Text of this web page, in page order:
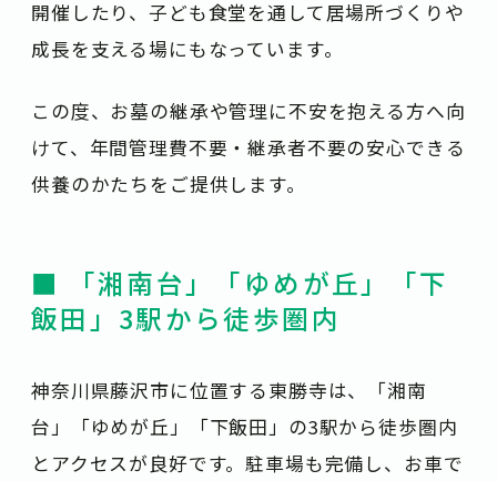
開催したり、子ども食堂を通して居場所づくりや
成長を支える場にもなっています。
この度、お墓の継承や管理に不安を抱える方へ向
けて、年間管理費不要・継承者不要の安心できる
供養のかたちをご提供します。
■ 「湘南台」「ゆめが丘」「下
飯田」3駅から徒歩圏内
神奈川県藤沢市に位置する東勝寺は、「湘南
台」「ゆめが丘」「下飯田」の3駅から徒歩圏内
とアクセスが良好です。駐車場も完備し、お車で